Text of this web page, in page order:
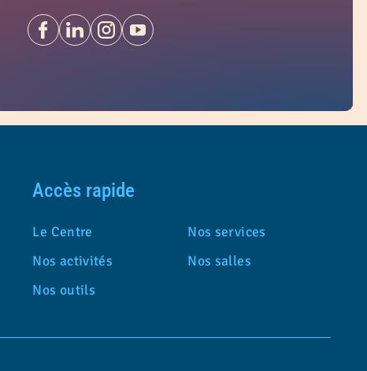
Accès rapide
Le Centre
Nos services
Nos activités
Nos salles
Nos outils